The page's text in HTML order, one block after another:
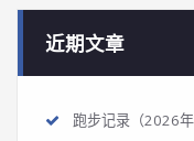
近期文章
跑步记录（2026年